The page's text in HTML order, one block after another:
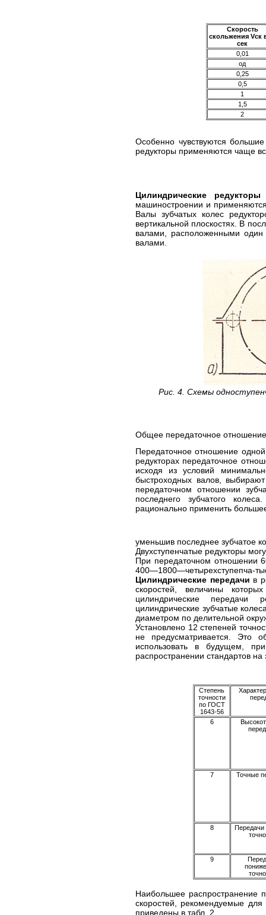
Скорость
скольжения Vск
сек
0,01
од
0,25
0,5
1
1,5
2
Особенно чувствуются
редукторы применяются чаще
Цилиндрические редукторы
машиностроении и
Валы зубчатых колес
вертикальной плоскостях. В
валами, расположенными один
валами.
Рис. 4. Схемы
Общее передаточное отношение
Передаточное отношение
редукторах передаточное
исходя из условий
быстроходных валов,
передаточном отношении
последнего зубчатого
рационально применить
уменьшив последнее зубчатое
Двухступенчатые редукторы
При передаточном отношении
400—1800—четырехступепча-
Цилиндрические передачи в
скоростей, величины
цилиндрические передачи
цилиндрические зубчатые
диаметром по делительной
Установлено 12 степеней
не предусматривается. Это
использовать в будущем,
распространении стандартов
Степень
точности
по ГОСТ
1643-56
6
7 Точные
8
Передачи
9
Наибольшее распространение
скоростей, рекомендуемые для
приведены в табл. 2.